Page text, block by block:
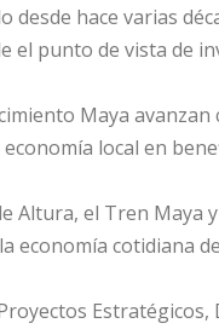
desde hace varias
el punto de vista de
Maya
local en
Altura, el Tren
economía cotidiana